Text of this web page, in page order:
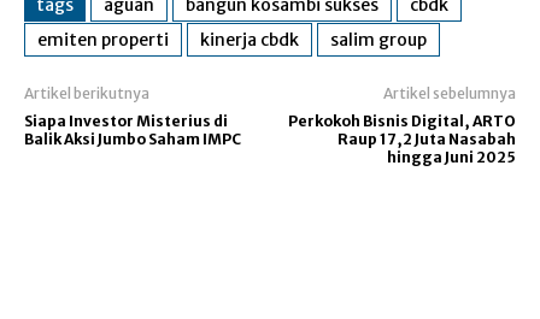
tags aguan bangun kosambi sukses
cbdk
emiten properti
kinerja cbdk salim group
Artikel berikutnya
Siapa Investor Misterius di
Balik Aksi Jumbo Saham IMPC
Artikel sebelumnya
Perkokoh Bisnis Digital, ARTO
Raup 17,2 Juta Nasabah
hingga Juni 2025